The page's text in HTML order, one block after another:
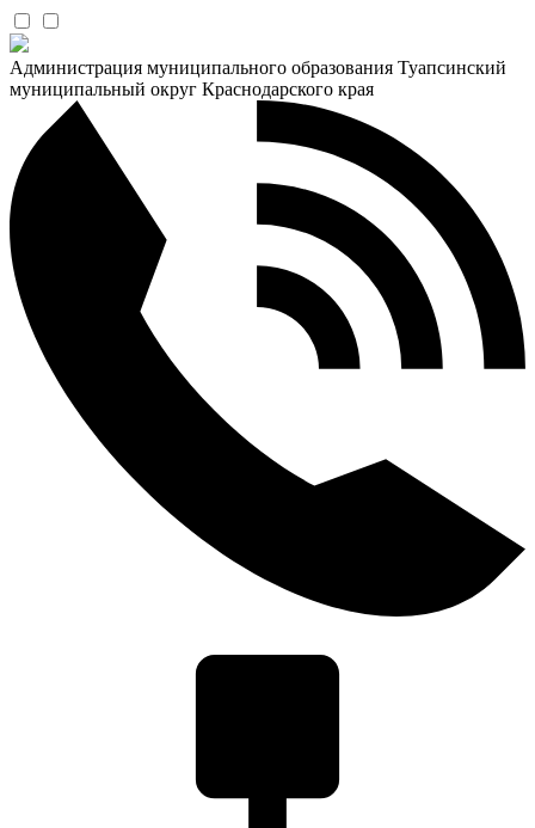
Администрация муниципального образования Туапсинский
муниципальный округ Краснодарского края